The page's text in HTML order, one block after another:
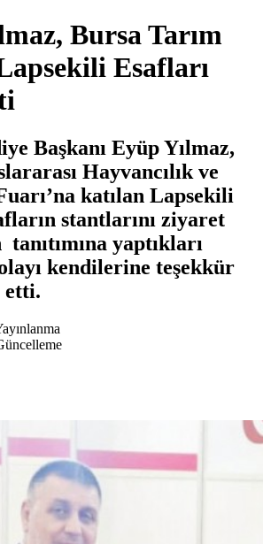
Bursa Tarım
Esafları
Başkanı Eyüp Yılmaz,
Hayvancılık ve
katılan Lapsekili
stantlarını ziyaret
yaptıkları
kendilerine teşekkür
etti.